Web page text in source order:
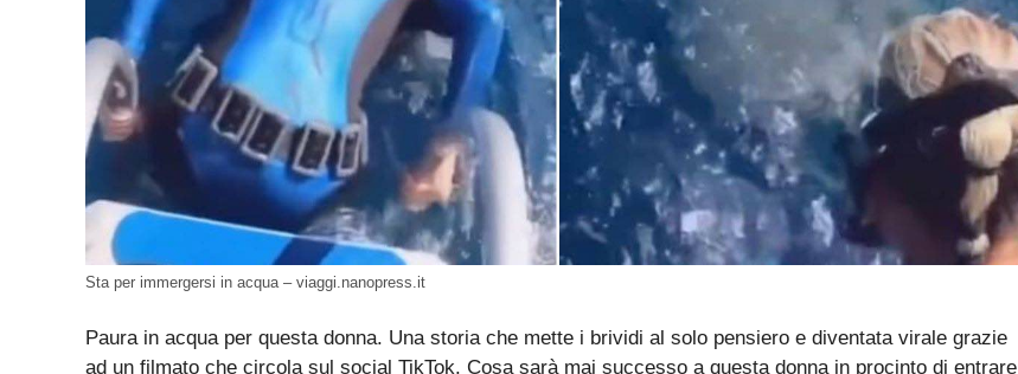
Sta per immergersi in acqua – viaggi.nanopress.it
Paura in acqua per questa donna. Una storia che mette i brividi al solo pensiero e diventata virale grazie
ad un filmato che circola sul social TikTok. Cosa sarà mai successo a questa donna in procinto di entrare